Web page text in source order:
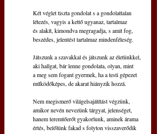
Két véglet tiszta gondolat s a gondolattalan
létezés, vagyis a kettő ugyanaz, tartalmaz
és alakít, kimondva megragadja, s amit fog,
beszédes, jelentést tartalmaz mindenféleség.
Játszunk a szavakkal és játszunk az életünkkel,
aki hallgat, bár lenne gondolata, olyan, mint
a meg sem fogant gyermek, ha a testi gépezet
működőképes, de akarat hiányzik hozzá.
Nem megismerő világelsajátítást végzünk,
amikor nevén nevezünk tárgyat, jelenséget,
hanem teremtőerőt gyakorlunk, aminek árama
értés, belőlünk fakad s folyton visszaverődik